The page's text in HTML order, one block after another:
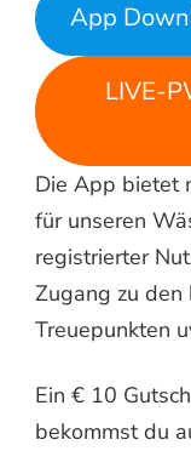
App
LIVE-
Die App bietet
für unseren
registrierter
Zugang zu
Treuepunkten
Ein € 10
bekommst du